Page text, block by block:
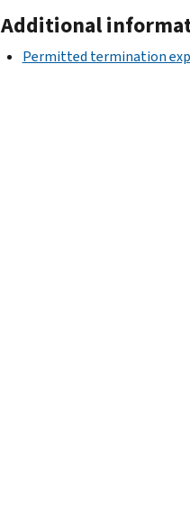
Additional
Permitted termination